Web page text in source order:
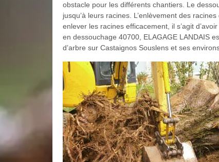
obstacle pour les différents chantiers. Le
jusqu’à leurs racines. L’enlèvement des
enlever les racines efficacement, il s’agit
en dessouchage 40700, ELAGAGE LANDAIS
d’arbre sur Castaignos Souslens et ses